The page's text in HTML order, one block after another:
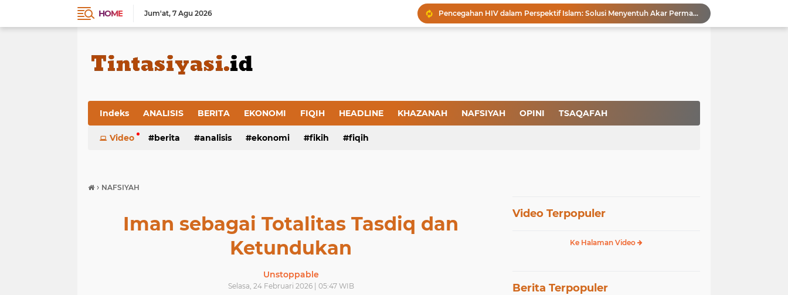
HOME Jum'at 7 Agu 2026
Pencegahan HIV dalam Perspektif Islam: Solusi Menyentuh Akar Permasalahan
Indeks ANALISIS BERITA EKONOMI FIQIH HEADLINE KHAZANAH NAFSIYAH OPINI TSAQAFAH
Video berita analisis ekonomi fikih fiqih
› NAFSIYAH
Iman sebagai Totalitas Tasdiq dan
Ketundukan
Unstoppable
Selasa, 24 Februari 2026 | 05:47 WIB
Video Terpopuler
Ke Halaman Video
Berita Terpopuler